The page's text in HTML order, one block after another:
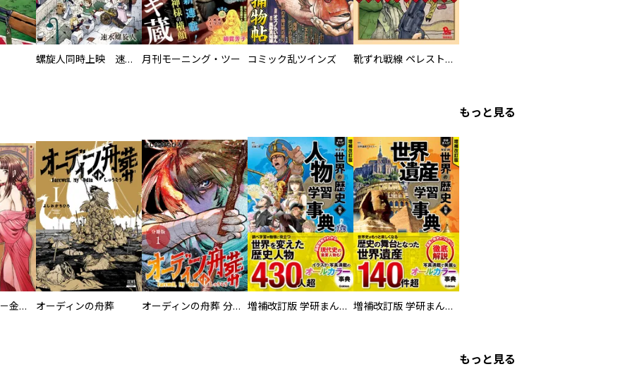
螺旋人同時上映 速水螺旋人短編集 月刊モーニング・ツー コミック乱ツインズ 靴ずれ戦線 ペレストロイカ
もっと見る
大正夜伽浪漫 －金曜日の花嫁— オーディンの舟葬 オーディンの舟葬 分冊版 増補改訂版 学研まんが NEW世界の歴史 別巻 人物学習事典 増補改訂版 学研まんが NEW世界の歴史 別巻 世界遺産学習事典
もっと見る